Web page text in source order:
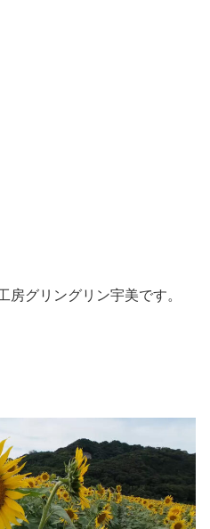
房グリングリン宇美です。